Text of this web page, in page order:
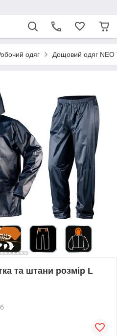
одяг Дощовий одяг NEO
та штани розмір L